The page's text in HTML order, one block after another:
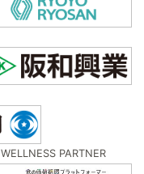
WELLNESS PARTNER